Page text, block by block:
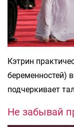
Кэтрин
беременностей)
подчеркивает
Не забывай